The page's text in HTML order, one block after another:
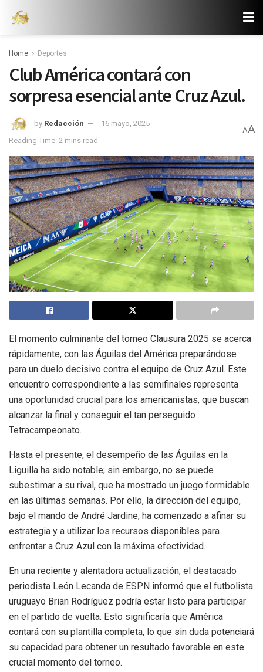
Home Deportes
Club América contará con
sorpresa esencial ante Cruz Azul.
by Redacción
16 mayo, 2025
Reading Time: 2 mins read
AA
El momento culminante del torneo Clausura 2025 se acerca
rápidamente, con las Águilas del América preparándose
para un duelo decisivo contra el equipo de Cruz Azul. Este
encuentro correspondiente a las semifinales representa
una oportunidad crucial para los americanistas, que buscan
alcanzar la final y conseguir el tan perseguido
Tetracampeonato.
Hasta el presente, el desempeño de las Águilas en la
Liguilla ha sido notable; sin embargo, no se puede
subestimar a su rival, que ha mostrado un juego formidable
en las últimas semanas. Por ello, la dirección del equipo,
bajo el mando de André Jardine, ha comenzado a afinar su
estrategia y a utilizar los recursos disponibles para
enfrentar a Cruz Azul con la máxima efectividad.
En una reciente y alentadora actualización, el destacado
periodista León Lecanda de ESPN informó que el futbolista
uruguayo Brian Rodríguez podría estar listo para participar
en el partido de vuelta. Esto significaría que América
contará con su plantilla completa, lo que sin duda potenciará
su capacidad para obtener un resultado favorable en este
crucial momento del torneo.